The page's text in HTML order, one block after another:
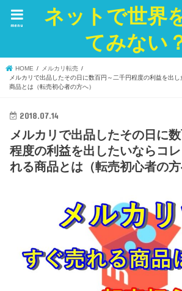
ネットで世界
てみない
menu
HOME
メルカリ転売
メルカリで出品したその日に数百円～二千円程度の利益を出
商品とは（転売初心者の方へ）
2018.07.14
メルカリで出品したその日に
程度の利益を出したいならコ
れる商品とは（転売初心者の方